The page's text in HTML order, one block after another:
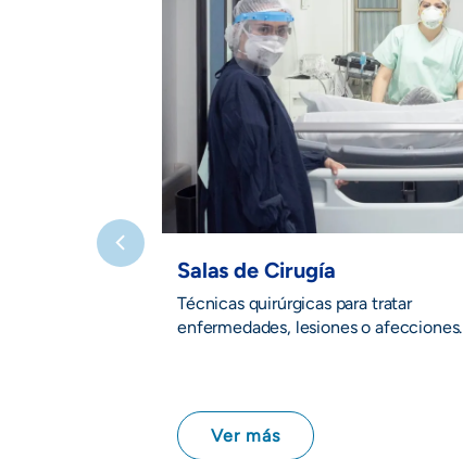
Salas de Cirugía
Técnicas quirúrgicas para tratar
enfermedades, lesiones o afecciones.
Ver más